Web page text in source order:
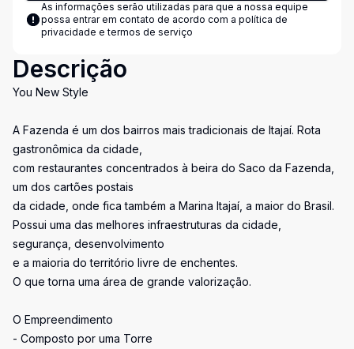
As informações serão utilizadas para que a nossa equipe
possa entrar em contato de acordo com a política de
privacidade e termos de serviço
Descrição
You New Style
A Fazenda é um dos bairros mais tradicionais de Itajaí. Rota
gastronômica da cidade,
com restaurantes concentrados à beira do Saco da Fazenda,
um dos cartões postais
da cidade, onde fica também a Marina Itajaí, a maior do Brasil.
Possui uma das melhores infraestruturas da cidade,
segurança, desenvolvimento
e a maioria do território livre de enchentes.
O que torna uma área de grande valorização.
O Empreendimento
- Composto por uma Torre